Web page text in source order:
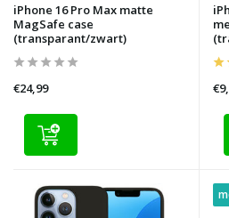
iPhone 16 Pro Max matte
MagSafe case
(transparant/zwart)
€24,99